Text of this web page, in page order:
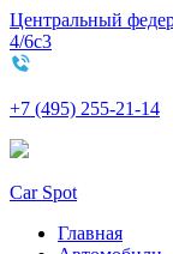
Центральный
4/6с3
+7 (495) 255-21-14
Car Spot
Главная